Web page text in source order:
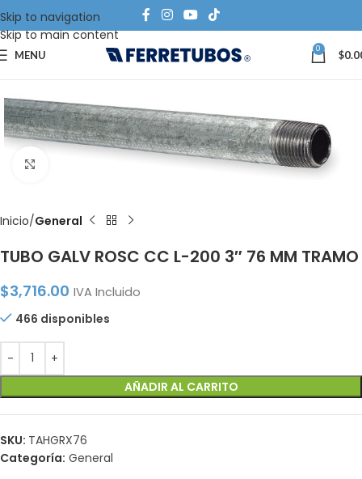
Skip to navigation
Skip to main content
MENU 0 $
Inicio General
TUBO GALV ROSC CC L-200 3″ 76 MM TRAMO
$3,716.00 IVA Incluido
466 disponibles
AÑADIR AL CARRITO
SKU: TAHGRX76
Categoría: General